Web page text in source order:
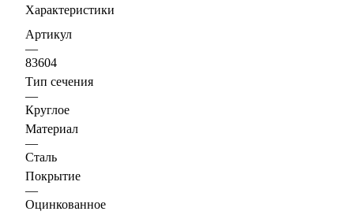
Характеристики
Артикул
—
83604
Тип сечения
—
Круглое
Материал
—
Сталь
Покрытие
—
Оцинкованное